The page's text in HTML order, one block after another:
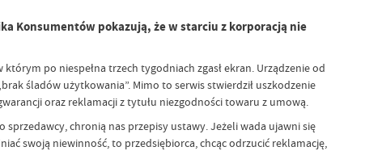
Konsumentów pokazują, że w starciu z korporacją nie
po niespełna trzech tygodniach zgasł ekran. Urządzenie od
śladów użytkowania”. Mimo to serwis stwierdził uszkodzenie
oraz reklamacji z tytułu niezgodności towaru z umową.
chronią nas przepisy ustawy. Jeżeli wada ujawni się
swoją niewinność, to przedsiębiorca, chcąc odrzucić reklamację,